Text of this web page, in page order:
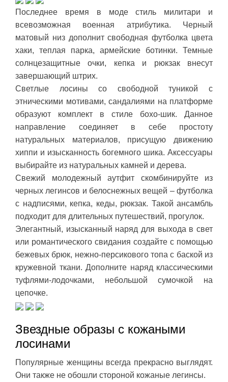
Последнее время в моде стиль милитари и
всевозможная военная атрибутика. Черный
матовый низ дополнит свободная футболка цвета
хаки, теплая парка, армейские ботинки. Темные
солнцезащитные очки, кепка и рюкзак внесут
завершающий штрих.
Светлые лосины со свободной туникой с
этническими мотивами, сандалиями на платформе
образуют комплект в стиле бохо-шик. Данное
направление соединяет в себе простоту
натуральных материалов, присущую движению
хиппи и изысканность богемного шика. Аксессуары
выбирайте из натуральных камней и дерева.
Свежий молодежный аутфит скомбинируйте из
черных легинсов и белоснежных вещей – футболка
с надписями, кепка, кеды, рюкзак. Такой ансамбль
подходит для длительных путешествий, прогулок.
Элегантный, изысканный наряд для выхода в свет
или романтического свидания создайте с помощью
бежевых брюк, нежно-персикового топа с баской из
кружевной ткани. Дополните наряд классическими
туфлями-лодочками, небольшой сумочкой на
цепочке.
Звездные образы с кожаными
лосинами
Популярные женщины всегда прекрасно выглядят.
Они также не обошли стороной кожаные легинсы.